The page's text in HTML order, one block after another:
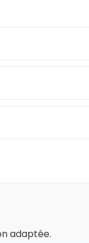
adaptée.